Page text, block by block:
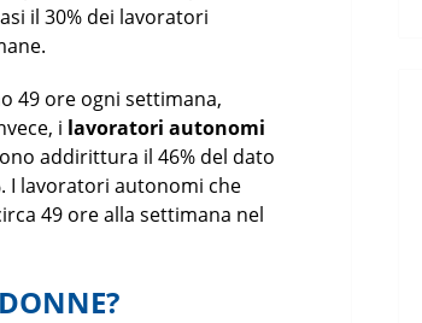
il 30% dei lavoratori
49 ore ogni settimana,
i lavoratori autonomi
addirittura il 46% del dato
I lavoratori autonomi che
49 ore alla settimana nel